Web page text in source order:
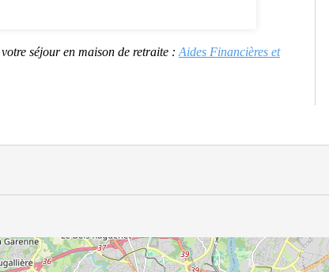
séjour en maison de retraite : Aides Financières et